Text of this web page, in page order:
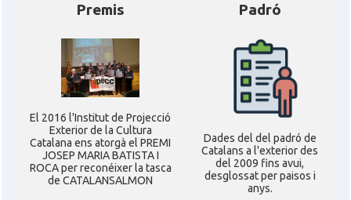
Casal
Casal dels Països Catalans a
Casal Catalan Institute of America
Casal Fundació Paulí Bellet
Casal
North American Catalan Society
(NACS)
Premis
El 2016 l'Institut de Projecció
Exterior de la Cultura
Catalana ens atorgà el PREMI
JOSEP MARIA BATISTA I
ROCA per reconéixer la tasca
de CATALANSALMON
Padró
Dades del del padró de
Catalans a l'exterior des
del 2009 fins avui,
desglossat per paisos i
anys.